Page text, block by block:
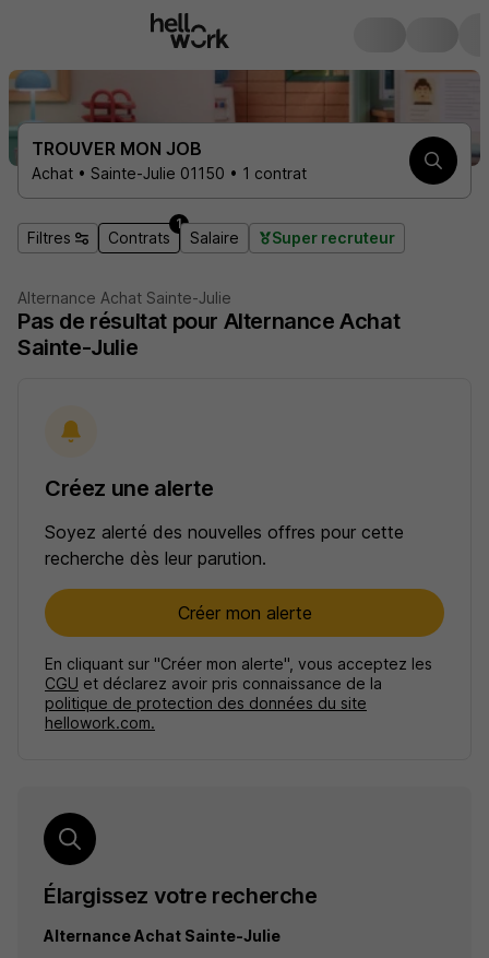
TROUVER MON JOB
Achat • Sainte-Julie 01150 • 1 contrat
Filtres Contrats
1
Salaire Super recruteur
Alternance Achat Sainte-Julie
Pas de résultat pour Alternance Achat
Sainte-Julie
Créez une alerte
Soyez alerté des nouvelles offres pour cette
recherche dès leur parution.
Créer mon alerte
En cliquant sur "Créer mon alerte", vous acceptez les
CGU et déclarez avoir pris connaissance de la
politique de protection des données du site
hellowork.com.
Élargissez votre recherche
Alternance Achat Sainte-Julie